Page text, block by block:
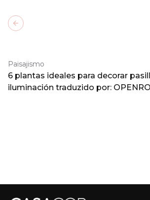
Paisajismo
6 plantas ideales para decorar
iluminación traduzido por:
Previous slide